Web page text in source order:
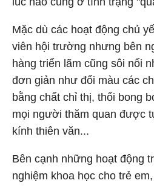
Mặc dù các hoạt động chủ
viên hội trường nhưng bên
hàng triển lãm cũng sôi nổi
đơn giản như đổi màu các
bằng chất chỉ thị, thổi bong
mọi người thăm quan được
kính thiên văn...
Bên cạnh những hoạt động
nghiệm khoa học cho trẻ